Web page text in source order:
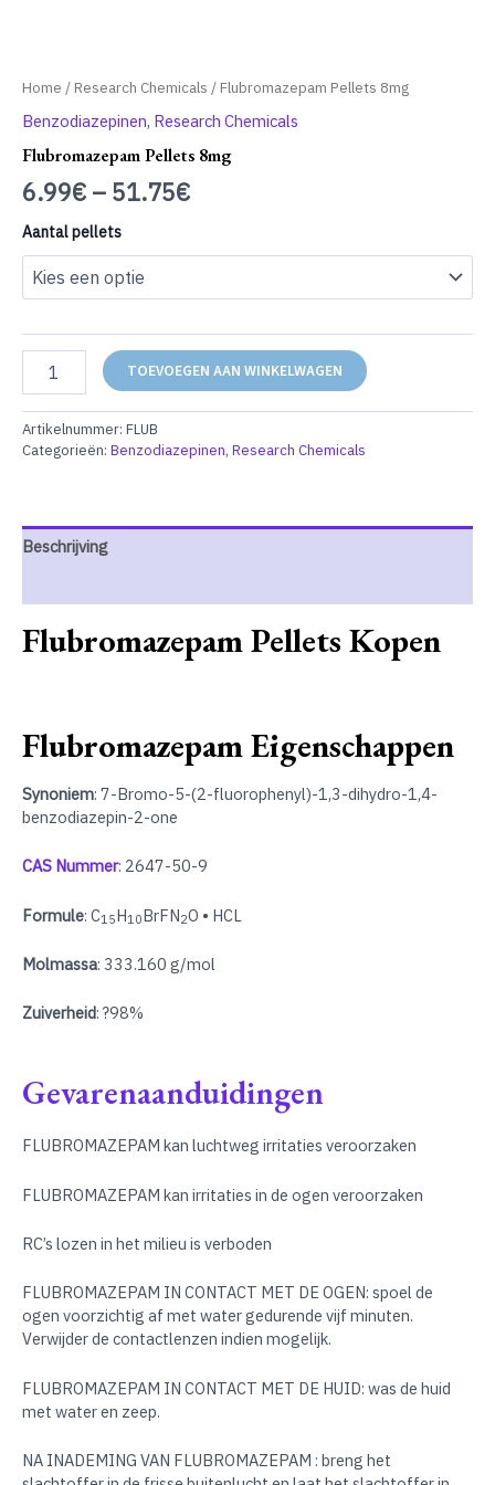
Home /Research Chemicals / Flubromazepam Pellets 8mg
Benzodiazepinen, Research Chemicals
Flubromazepam Pellets 8mg
6.99€ – 51.75€
Aantal pellets
Flubromazepam
Pellets
aantal
TOEVOEGEN AAN WINKELWAGEN
Artikelnummer: FLUB
Categorieën: Benzodiazepinen, Research Chemicals
Beschrijving
Flubromazepam Pellets Kopen
FlubromazepamEigenschappen
Synoniem: 7-Bromo-5-(2-fluorophenyl)-1,3-dihydro-1,4-
benzodiazepin-2-one
CAS Nummer: 2647-50-9
Formule: C15H10BrFN2O • HCL
Molmassa: 333.160 g/mol
Zuiverheid: ?98%
Gevarenaanduidingen
FLUBROMAZEPAM kan luchtweg irritaties veroorzaken
FLUBROMAZEPAM kan irritaties in de ogen veroorzaken
RC’s lozen in het milieu is verboden
FLUBROMAZEPAM IN CONTACT MET DE OGEN: spoel de
ogen voorzichtig af met water gedurende vijf minuten.
Verwijder de contactlenzen indien mogelijk.
FLUBROMAZEPAM IN CONTACT MET DE HUID: was de huid
met water en zeep.
NA INADEMING VAN FLUBROMAZEPAM : breng het